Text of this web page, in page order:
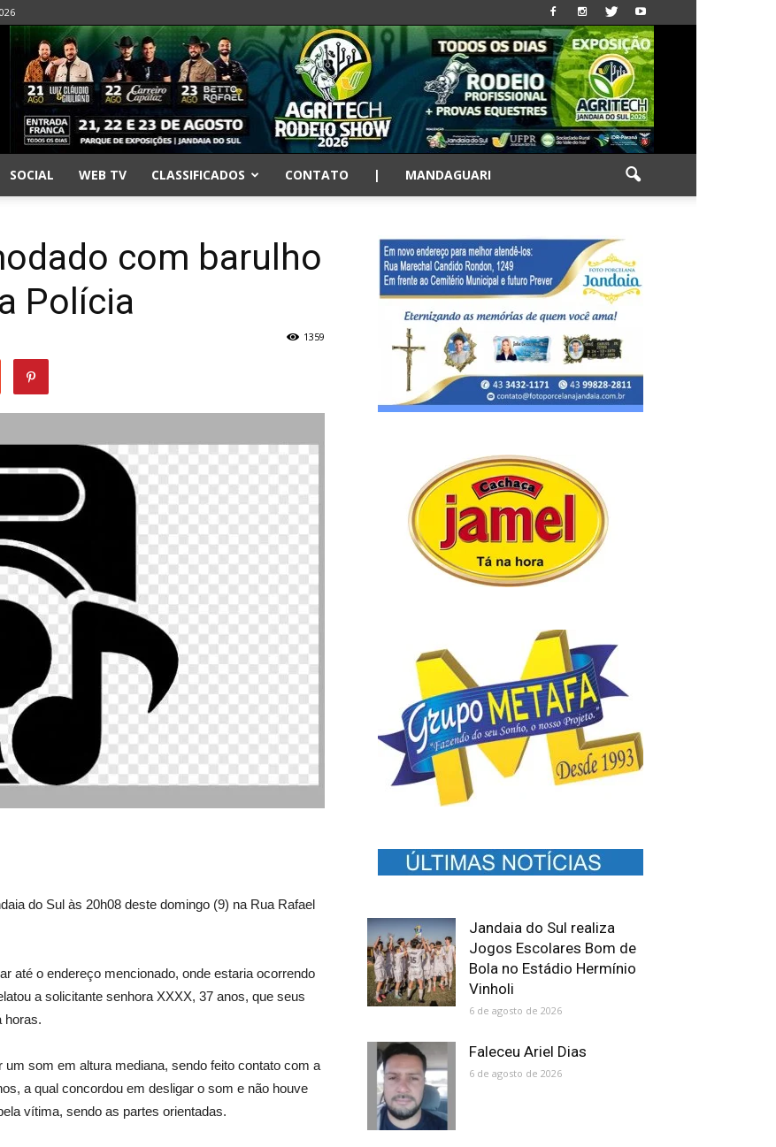
SOCIAL WEB TV CLASSIFICADOS CONTATO | MANDAGUARI
com barulho
Polícia
1359
do Sul às 20h08 deste domingo (9) na Rua Rafael
até o endereço mencionado, onde estaria ocorrendo
a solicitante senhora XXXX, 37 anos, que seus
horas.
som em altura mediana, sendo feito contato com a
a qual concordou em desligar o som e não houve
vítima, sendo as partes orientadas.
Jandaia do Sul realiza
Jogos Escolares Bom de
Bola no Estádio Hermínio
Vinholi
6 de agosto de 2026
Faleceu Ariel Dias
6 de agosto de 2026